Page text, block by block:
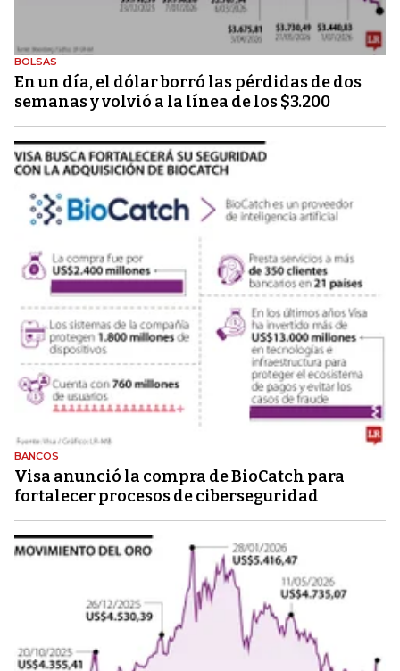
BOLSAS
En un día, el dólar borró las pérdidas de dos
semanas y volvió a la línea de los $3.200
BANCOS
Visa anunció la compra de BioCatch para
fortalecer procesos de ciberseguridad